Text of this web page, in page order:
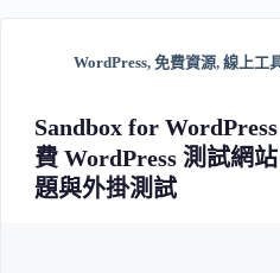
WordPress, 免費資源, 線上工
Sandbox for
費 WordPress 測試網
題與外掛測試